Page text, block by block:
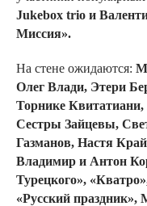
Jukebox trio и
Миссия».
На стене ожидаются:
Олег Влади, Этери
Торнике
Сестры Зайцевы,
Газманов, Настя
Владимир и Антон
Турецкого»,
«Русский праздник»,